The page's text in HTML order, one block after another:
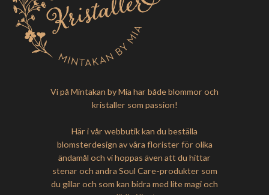
Vi på Mintakan by Mia har både blommor och
kristaller som passion!
Här i vår webbutik kan du beställa
blomsterdesign av våra florister för olika
ändamål och vi hoppas även att du hittar
stenar och andra Soul Care-produkter som
du gillar och som kan bidra med lite magi och